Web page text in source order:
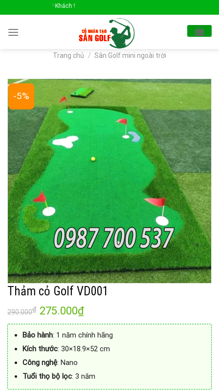
to
content
Trang chủ / Sân Golf mini ngoài trời
-5%
Thảm cỏ Golf VD001
290.000₫ 275.000₫
Bảo hành: 1 năm chính hãng
Kích thước: 30×18.9×52 cm
Công nghệ: Nano
Tuổi thọ bộ lọc: 3 năm